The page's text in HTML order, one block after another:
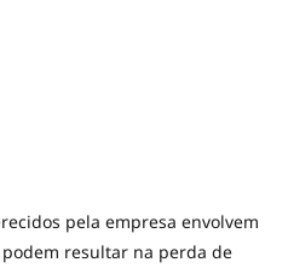
pela empresa envolvem
resultar na perda de